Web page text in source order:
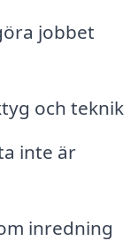
jobbet
och teknik
inte är
inredning